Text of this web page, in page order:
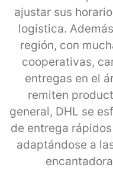
ajustar sus
logística.
región, con
cooperativas,
entregas en el
remiten
general, DHL se
de entrega
adaptándose a